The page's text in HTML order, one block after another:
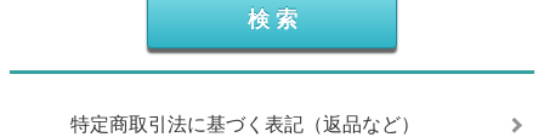
特定商取引法に基づく表記（返品など）